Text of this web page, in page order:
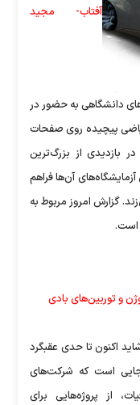
آفتاب- مجید
دانشگاهی به حضور در
پیچیده روی صفحات
بازدیدی از بزرگ‌ترین
آن‌ها فراهم
گزارش امروز مربوط به
است.
و توربین‌های بادی
اکنون تا حدی عقبگرد
جایی است که شرکت‌های
از پروژه‌هایی برای